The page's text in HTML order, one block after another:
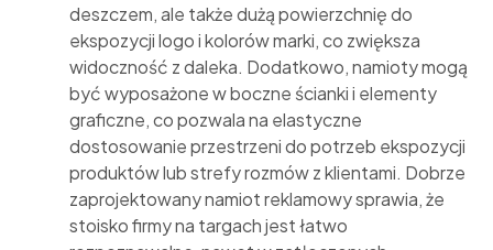
deszczem, ale także dużą powierzchnię do
ekspozycji logo i kolorów marki, co zwiększa
widoczność z daleka. Dodatkowo, namioty mogą
być wyposażone w boczne ścianki i elementy
graficzne, co pozwala na elastyczne
dostosowanie przestrzeni do potrzeb ekspozycji
produktów lub strefy rozmów z klientami. Dobrze
zaprojektowany namiot reklamowy sprawia, że
stoisko firmy na targach jest łatwo